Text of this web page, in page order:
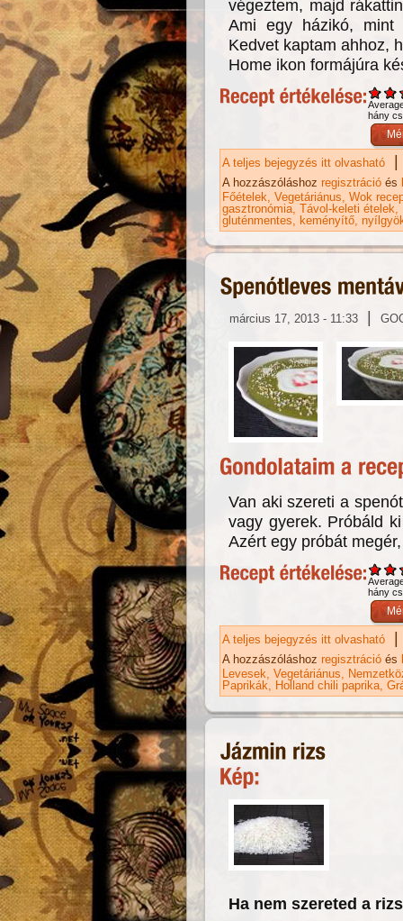
végeztem, majd
Ami egy házikó, mint
Kedvet kaptam ahhoz,
Home ikon formájúra
hány
A teljes bejegyzés itt olvasható |
A hozzászóláshoz regisztráció és
Főételek Vegetáriánus Wok
gasztronómia Távol-keleti ételek
gluténmentes
keményítő
március 17, 2013 - 11:33 |
Van aki szereti a
vagy gyerek. Próbáld
Azért egy próbát
hány
A teljes bejegyzés itt olvasható |
A hozzászóláshoz regisztráció és
Levesek Vegetáriánus
Paprikák
Holland chili paprika
Ha nem szereted a